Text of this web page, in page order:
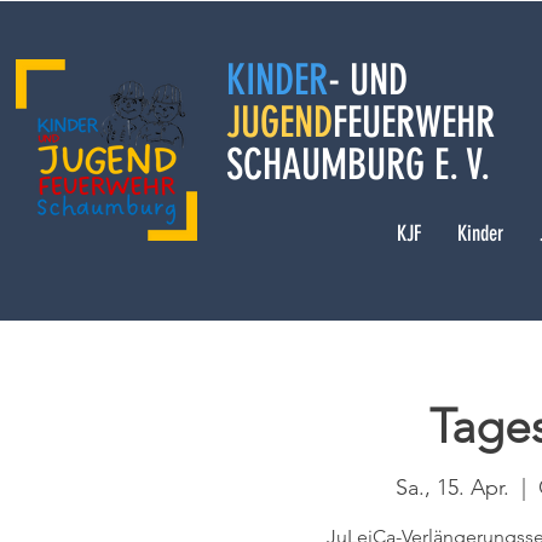
KINDER- UND
JUGENDFEUERWEHR
SCHAUMBURG E. V.
KJF Kinder
Sa., 15. Apr.
  |
JuLeiCa-